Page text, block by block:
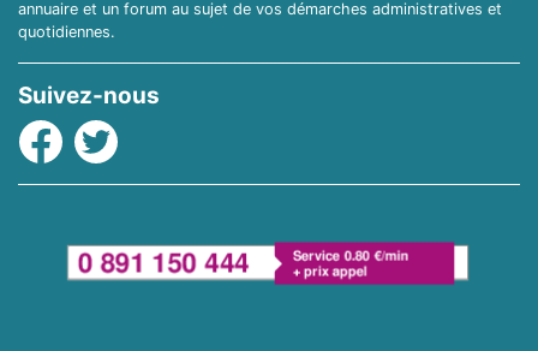
annuaire et un forum au sujet de vos démarches administratives et
quotidiennes.
Suivez-nous
Facebook
Twitter